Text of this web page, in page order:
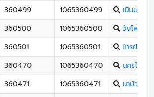
360499 1065360499
เนินมะปร
360500 1065360500
วังโพรงพิ
360501 1065360501
ไทรย้อยพิ
360470 1065360470
นครไทย
360471 1065360471
นาบัววิทยา